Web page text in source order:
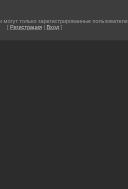
только зарегистрированные пользователи.
[ Регистрация| Вход]